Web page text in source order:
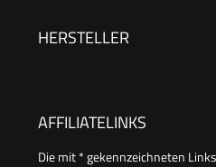
HERSTELLER
AFFILIATELINKS
Die mit * gekennzeichneten